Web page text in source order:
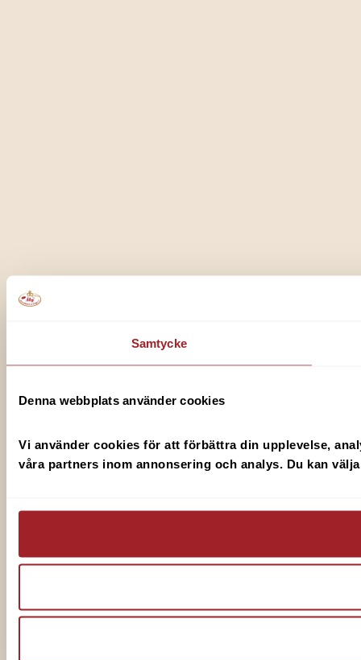
Samtycke
Denna webbplats använder cookies
Vi använder cookies för att förbättra din upplevelse,
våra partners inom annonsering och analys. Du kan